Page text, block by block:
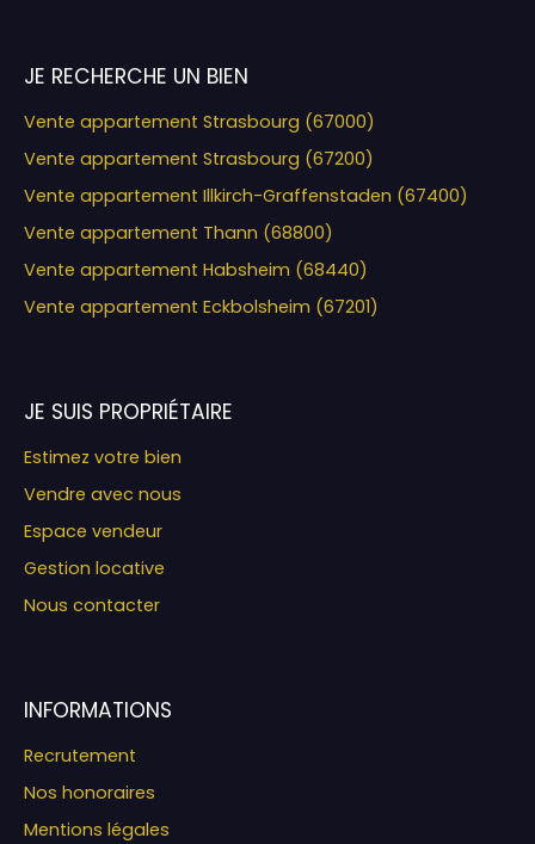
JE RECHERCHE UN BIEN
Vente appartement Strasbourg (67000)
Vente appartement Strasbourg (67200)
Vente appartement Illkirch-Graffenstaden (67400)
Vente appartement Thann (68800)
Vente appartement Habsheim (68440)
Vente appartement Eckbolsheim (67201)
JE SUIS PROPRIÉTAIRE
Estimez votre bien
Vendre avec nous
Espace vendeur
Gestion locative
Nous contacter
INFORMATIONS
Recrutement
Nos honoraires
Mentions légales